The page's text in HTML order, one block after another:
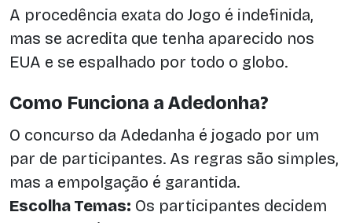
A procedência exata do Jogo é indefinida,
mas se acredita que tenha aparecido nos
EUA e se espalhado por todo o globo.
Como Funciona a Adedonha?
O concurso da Adedanha é jogado por um
par de participantes. As regras são simples,
mas a empolgação é garantida.
Escolha Temas: Os participantes decidem